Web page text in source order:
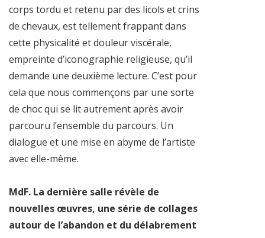
corps tordu et retenu par des licols et crins
de chevaux, est tellement frappant dans
cette physicalité et douleur viscérale,
empreinte d’iconographie religieuse, qu’il
demande une deuxième lecture. C’est pour
cela que nous commençons par une sorte
de choc qui se lit autrement après avoir
parcouru l’ensemble du parcours. Un
dialogue et une mise en abyme de l’artiste
avec elle-même.
MdF. La dernière salle révèle de
nouvelles œuvres, une série de collages
autour de l’abandon et du délabrement